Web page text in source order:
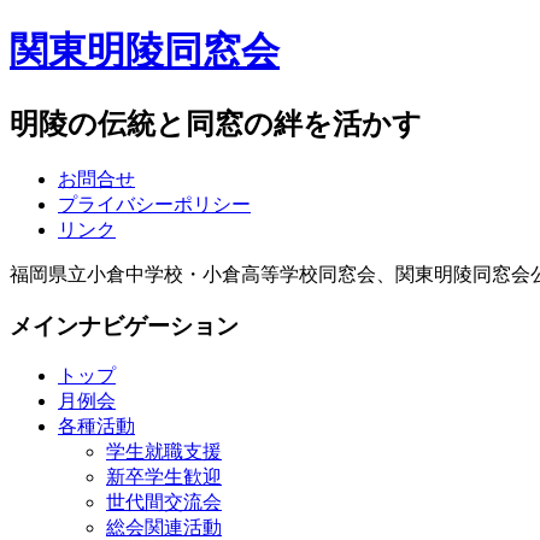
関東明陵同窓会
明陵の伝統と同窓の絆を活かす
お問合せ
プライバシーポリシー
リンク
福岡県立小倉中学校・小倉高等学校同窓会、関東明陵同窓会
メインナビゲーション
トップ
月例会
各種活動
学生就職支援
新卒学生歓迎
世代間交流会
総会関連活動